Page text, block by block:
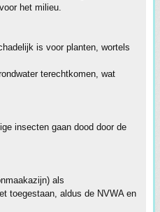
het milieu.
is voor planten, wortels
terechtkomen, wat
insecten gaan dood door de
als
toegestaan, aldus de NVWA en